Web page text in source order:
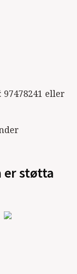
eller
er støtta